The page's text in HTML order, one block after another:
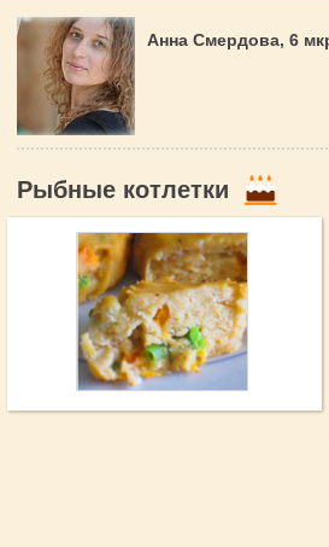
Анна Смердова, 6
Рыбные котлетки